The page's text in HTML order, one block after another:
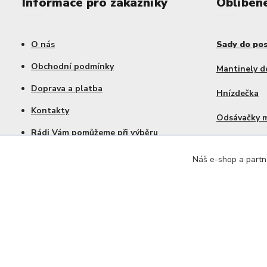
O nás
Obchodní podmínky
Doprava a platba
Kontakty
Rádi Vám pomůžeme při výběru
Sady do
Mantinely
Hnízdečka
Odsávačky
Náš e-shop a